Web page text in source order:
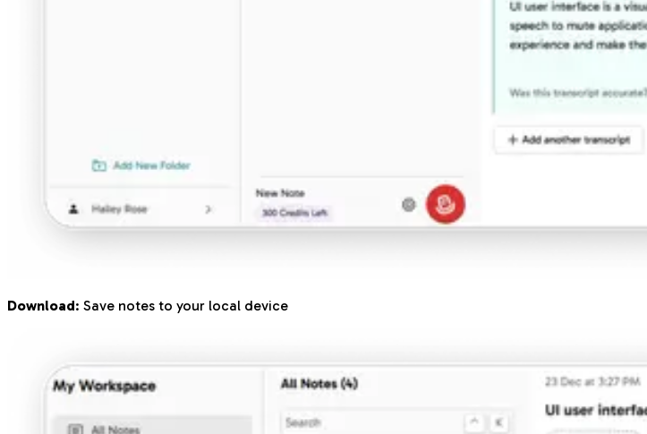
Download: Save notes to your local device